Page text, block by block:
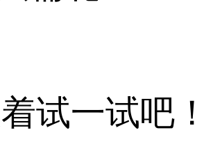
试一试吧！